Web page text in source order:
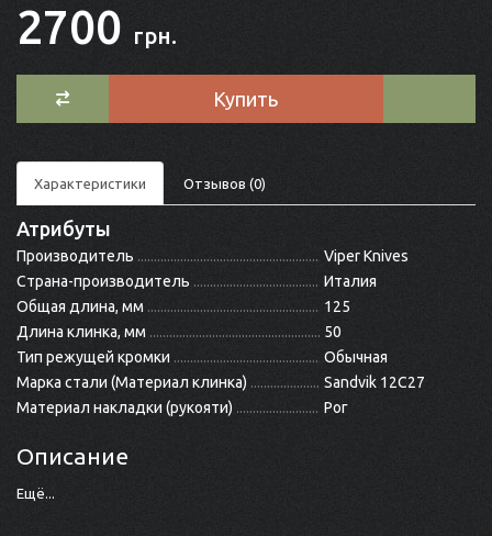
2700 грн.
Купить
Характеристики Отзывов (0)
Атрибуты
Производитель
Viper Knives
Страна-производитель
Италия
Общая длина, мм
125
Длина клинка, мм
50
Тип режущей кромки
Обычная
Марка стали (Материал клинка)
Sandvik 12C27
Материал накладки (рукояти)
Рог
Описание
Ещё...